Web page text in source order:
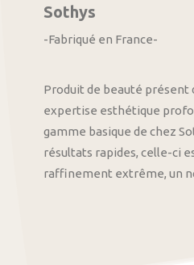
Sothys
-Fabriqué en France-
Produit de beauté présent
expertise esthétique
gamme basique de chez
résultats rapides, celle-ci
raffinement extrême, un